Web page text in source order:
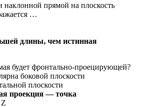
прямой на плоскость
…
длины, чем истинная
будет фронтально-проецирующей?
боковой плоскости
плоскости
проекция — точка